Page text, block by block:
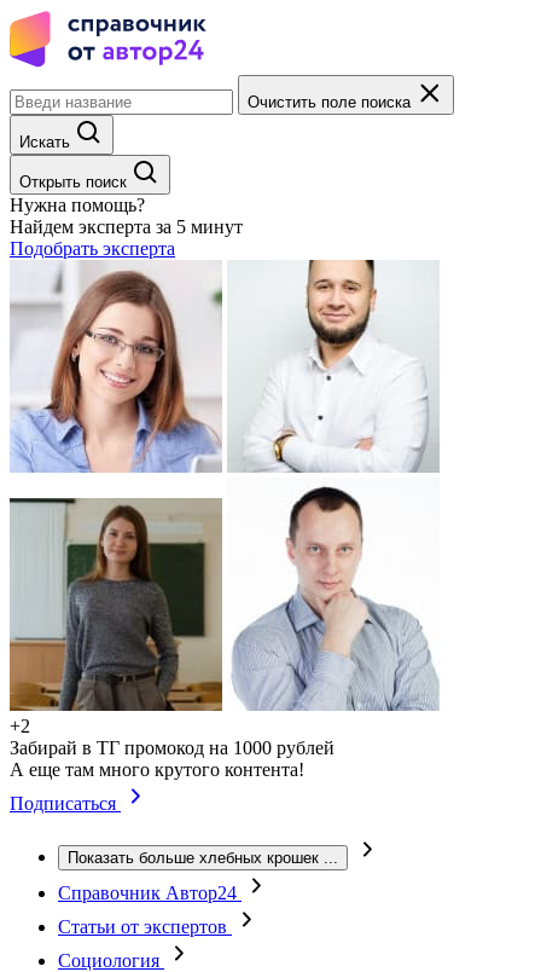
Очистить поле поиска
Искать
Открыть поиск
Нужна помощь?
Найдем эксперта за 5 минут
Подобрать эксперта
+2
Забирай в ТГ промокод на 1000 рублей
А еще там много крутого контента!
Подписаться
Показать больше хлебных крошек ...
Справочник Автор24
Статьи от экспертов
Социология